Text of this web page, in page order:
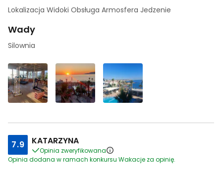
Lokalizacja Widoki Obsługa Armosfera Jedzenie
Wady
Silownia
7.9 KATARZYNA
Opinia zweryfikowana
Opinia dodana w ramach konkursu Wakacje za opinię.